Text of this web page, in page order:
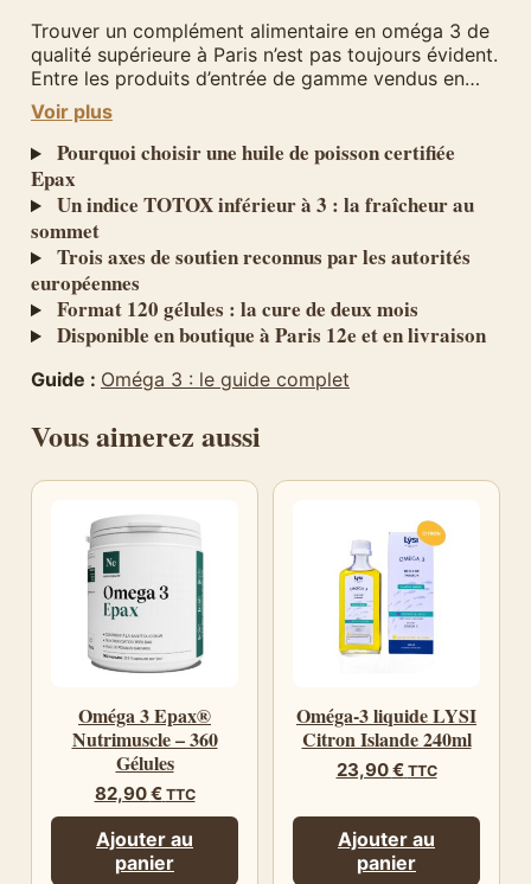
Trouver un complément alimentaire en oméga 3 de
qualité supérieure à Paris n’est pas toujours évident.
Entre les produits d’entrée de gamme vendus en
grande surface et les références importées dont la
traçabilité reste floue, le consommateur parisien
mérite une alternative fiable, rigoureusement
sélectionnée et disponible dans un point de vente
de confiance.
Voir plus
Pourquoi choisir une huile de poisson certifiée
Epax
Un indice TOTOX inférieur à 3 : la fraîcheur au
sommet
Trois axes de soutien reconnus par les autorités
européennes
Format 120 gélules : la cure de deux mois
Disponible en boutique à Paris 12e et en livraison
Guide : Oméga 3 : le guide complet
Vous aimerez aussi
Oméga 3 Epax®
Nutrimuscle – 360
Gélules
82,90€ TTC
Ajouter au
panier
Oméga-3 liquide LYSI
Citron Islande 240ml
23,90€ TTC
Ajouter au
panier